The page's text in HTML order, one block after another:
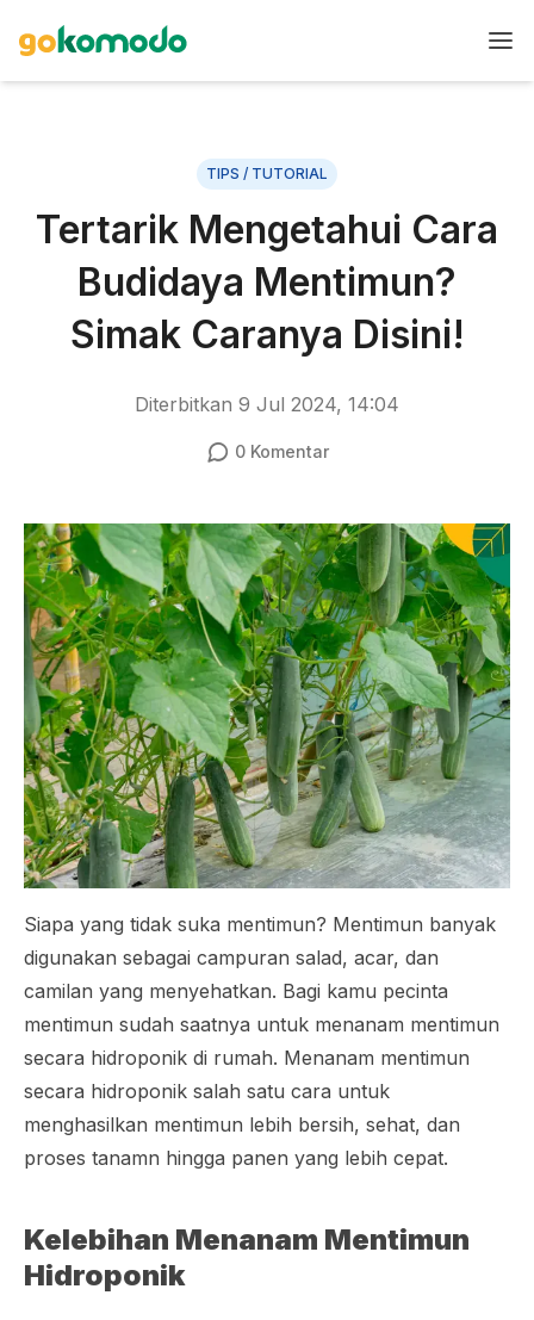
TIPS / TUTORIAL
Tertarik Mengetahui Cara
Budidaya Mentimun?
Simak Caranya Disini!
Diterbitkan 9 Jul 2024, 14:04
0Komentar
Siapa yang tidak suka mentimun? Mentimun banyak
digunakan sebagai campuran salad, acar, dan
camilan yang menyehatkan. Bagi kamu pecinta
mentimun sudah saatnya untuk menanam mentimun
secara hidroponik di rumah. Menanam mentimun
secara hidroponik salah satu cara untuk
menghasilkan mentimun lebih bersih, sehat, dan
proses tanamn hingga panen yang lebih cepat.
Kelebihan Menanam Mentimun
Hidroponik